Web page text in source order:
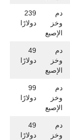
دم
وخز
الإصبع
239
دولارًا
دم
وخز
الإصبع
49
دولارًا
دم
وخز
الإصبع
99
دولارًا
دم
وخز
49
دولارًا